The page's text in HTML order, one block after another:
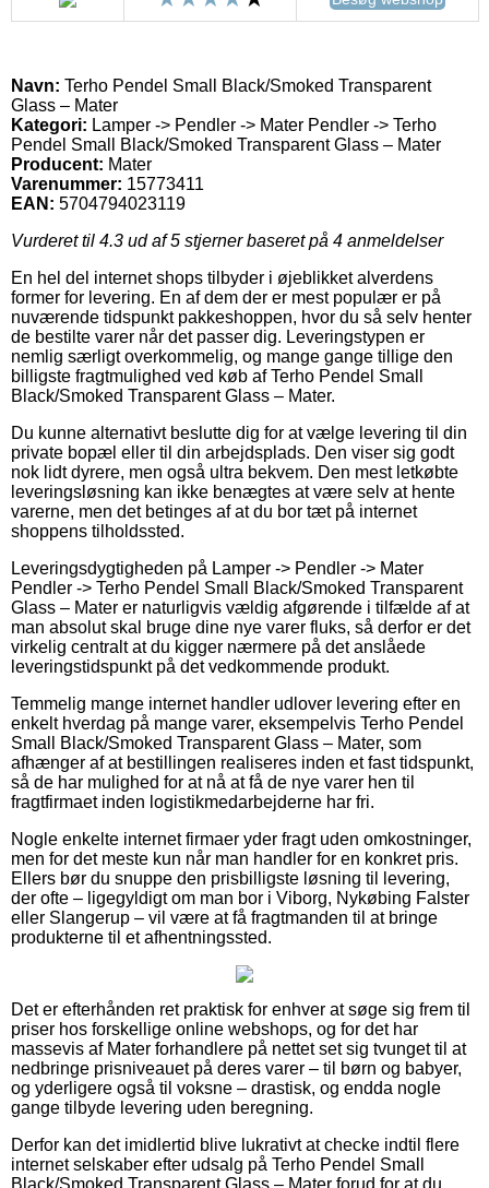
Navn: Terho Pendel Small Black/Smoked Transparent
Glass – Mater
Kategori: Lamper -> Pendler -> Mater Pendler -> Terho
Pendel Small Black/Smoked Transparent Glass – Mater
Producent: Mater
Varenummer: 15773411
EAN: 5704794023119
Vurderet til 4.3 ud af 5 stjerner baseret på 4 anmeldelser
En hel del internet shops tilbyder i øjeblikket alverdens
former for levering. En af dem der er mest populær er på
nuværende tidspunkt pakkeshoppen, hvor du så selv henter
de bestilte varer når det passer dig. Leveringstypen er
nemlig særligt overkommelig, og mange gange tillige den
billigste fragtmulighed ved køb af Terho Pendel Small
Black/Smoked Transparent Glass – Mater.
Du kunne alternativt beslutte dig for at vælge levering til din
private bopæl eller til din arbejdsplads. Den viser sig godt
nok lidt dyrere, men også ultra bekvem. Den mest letkøbte
leveringsløsning kan ikke benægtes at være selv at hente
varerne, men det betinges af at du bor tæt på internet
shoppens tilholdssted.
Leveringsdygtigheden på Lamper -> Pendler -> Mater
Pendler -> Terho Pendel Small Black/Smoked Transparent
Glass – Mater er naturligvis vældig afgørende i tilfælde af at
man absolut skal bruge dine nye varer fluks, så derfor er det
virkelig centralt at du kigger nærmere på det anslåede
leveringstidspunkt på det vedkommende produkt.
Temmelig mange internet handler udlover levering efter en
enkelt hverdag på mange varer, eksempelvis Terho Pendel
Small Black/Smoked Transparent Glass – Mater, som
afhænger af at bestillingen realiseres inden et fast tidspunkt,
så de har mulighed for at nå at få de nye varer hen til
fragtfirmaet inden logistikmedarbejderne har fri.
Nogle enkelte internet firmaer yder fragt uden omkostninger,
men for det meste kun når man handler for en konkret pris.
Ellers bør du snuppe den prisbilligste løsning til levering,
der ofte – ligegyldigt om man bor i Viborg, Nykøbing Falster
eller Slangerup – vil være at få fragtmanden til at bringe
produkterne til et afhentningssted.
Det er efterhånden ret praktisk for enhver at søge sig frem til
priser hos forskellige online webshops, og for det har
massevis af Mater forhandlere på nettet set sig tvunget til at
nedbringe prisniveauet på deres varer – til børn og babyer,
og yderligere også til voksne – drastisk, og endda nogle
gange tilbyde levering uden beregning.
Derfor kan det imidlertid blive lukrativt at checke indtil flere
internet selskaber efter udsalg på Terho Pendel Small
Black/Smoked Transparent Glass – Mater forud for at du